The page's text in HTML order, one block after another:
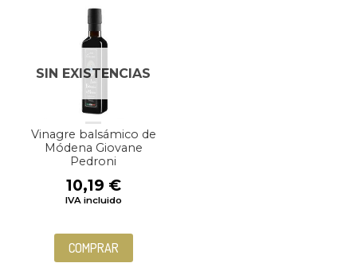
SIN EXISTENCIAS
Vinagre balsámico de
Módena Giovane
Pedroni
10,19 €
IVA incluido
COMPRAR